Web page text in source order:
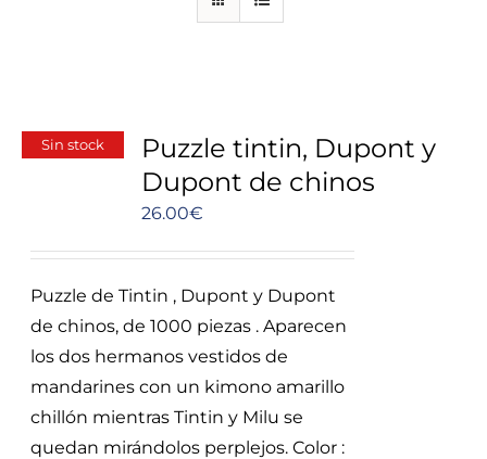
Sin stock
Puzzle tintin, Dupont y
Dupont de chinos
26.00€
Puzzle de Tintin , Dupont y Dupont
de chinos, de 1000 piezas . Aparecen
los dos hermanos vestidos de
mandarines con un kimono amarillo
chillón mientras Tintin y Milu se
quedan mirándolos perplejos. Color :